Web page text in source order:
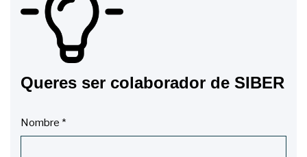
Queres ser colaborador de SIBER
Nombre *